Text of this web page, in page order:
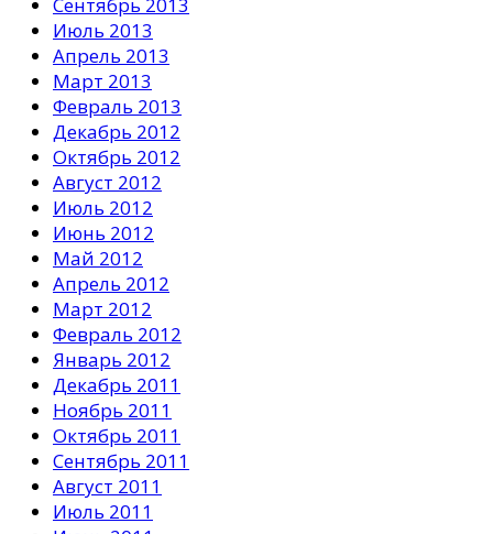
Июль 2013
Апрель 2013
Март 2013
Февраль 2013
Декабрь 2012
Октябрь 2012
Август 2012
Июль 2012
Июнь 2012
Май 2012
Апрель 2012
Март 2012
Февраль 2012
Январь 2012
Декабрь 2011
Ноябрь 2011
Октябрь 2011
Сентябрь 2011
Август 2011
Июль 2011